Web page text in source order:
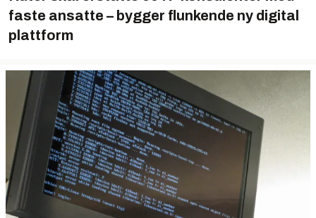
faste ansatte – bygger flunkende ny digital
plattform